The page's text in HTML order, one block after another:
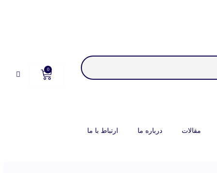
0
مقالات درباره ما ارتباط با ما